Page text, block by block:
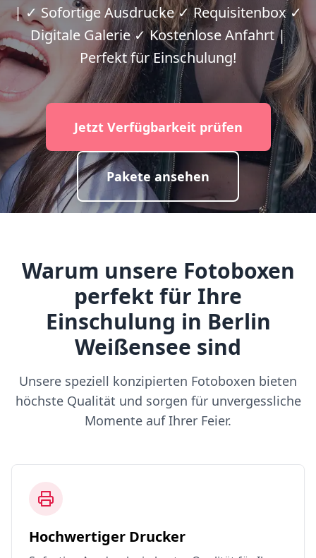
| ✓ Sofortige Ausdrucke ✓ Requisitenbox ✓
Digitale Galerie ✓ Kostenlose Anfahrt |
Perfekt für Einschulung!
Jetzt Verfügbarkeit prüfen
Pakete ansehen
Warum unsere Fotoboxen
perfekt für Ihre
Einschulung in Berlin
Weißensee sind
Unsere speziell konzipierten Fotoboxen bieten
höchste Qualität und sorgen für unvergessliche
Momente auf Ihrer Feier.
Hochwertiger Drucker